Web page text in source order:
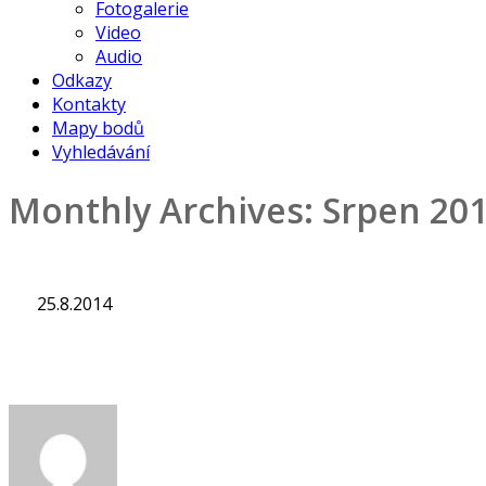
Fotogalerie
Video
Audio
Odkazy
Kontakty
Mapy bodů
Vyhledávání
Monthly Archives: Srpen
25.8.2014